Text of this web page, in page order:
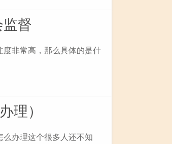
督
度非常高，那么具体的是什
理）
办理这个很多人还不知